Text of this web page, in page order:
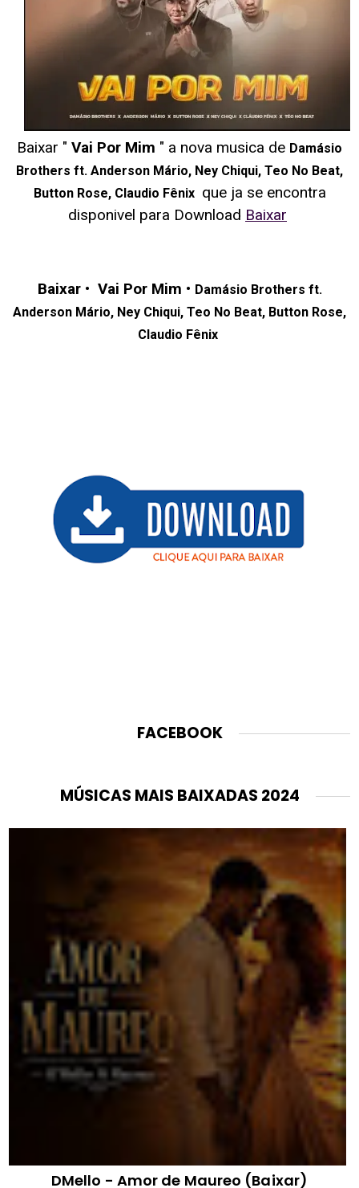
Baixar " Vai Por Mim " a nova musica de Damásio
Brothers ft. Anderson Mário, Ney Chiqui, Teo No Beat,
Button Rose, Claudio Fênix que ja se encontra
disponivel para Download Baixar
Baixar• Vai Por Mim • Damásio Brothers ft.
Anderson Mário, Ney Chiqui, Teo No Beat, Button Rose,
Claudio Fênix
FACEBOOK
MÚSICAS MAIS BAIXADAS 2024
DMello - Amor de Maureo (Baixar)